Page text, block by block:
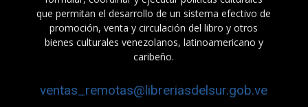
que permitan el desarrollo de un sistema efectivo de
promoción, venta y circulación del libro y otros
bienes culturales venezolanos, latinoamericano y
caribeño.
ventas_remotas@libreriasdelsur.gob.ve